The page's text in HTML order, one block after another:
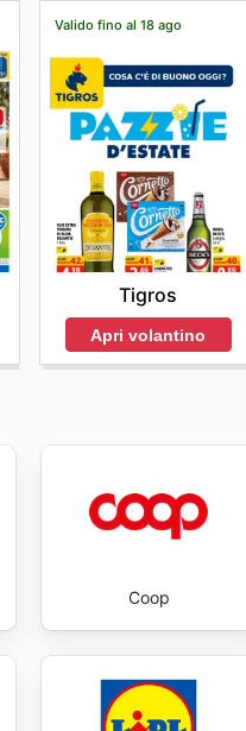
Valido fino al 18 ago
Tigros
Apri volantino
Coop